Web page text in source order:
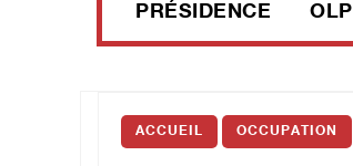
PRÉSIDENCE OLP
ACCUEIL OCCUPATION